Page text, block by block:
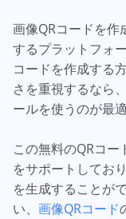
画像QRコードを作
するプラットフォ
コードを作成する
さを重視するなら
ールを使うのが最
この無料のQRコ
をサポートしてお
を生成することが
い、 画像QRコード